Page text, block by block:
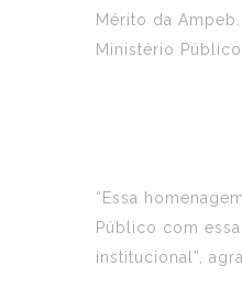
Mérito da
Ministério Público
“Essa
Público com
institucional”,